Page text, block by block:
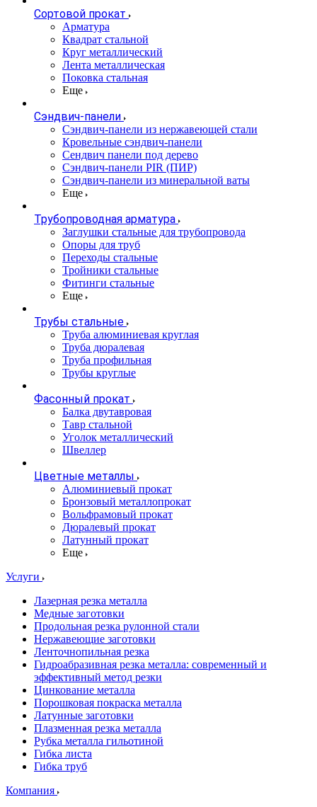
Сортовой прокат
Арматура
Квадрат стальной
Круг металлический
Лента металлическая
Поковка стальная
Еще
Сэндвич-панели
Cэндвич-панели из нержавеющей стали
Кровельные сэндвич-панели
Сендвич панели под дерево
Сэндвич-панели PIR (ПИР)
Сэндвич-панели из минеральной ваты
Еще
Трубопроводная арматура
Заглушки стальные для трубопровода
Опоры для труб
Переходы стальные
Тройники стальные
Фитинги стальные
Еще
Трубы стальные
Труба алюминиевая круглая
Труба дюралевая
Труба профильная
Трубы круглые
Фасонный прокат
Балка двутавровая
Тавр стальной
Уголок металлический
Швеллер
Цветные металлы
Алюминиевый прокат
Бронзовый металлопрокат
Вольфрамовый прокат
Дюралевый прокат
Латунный прокат
Еще
Услуги
Лазерная резка металла
Медные заготовки
Продольная резка рулонной стали
Нержавеющие заготовки
Ленточнопильная резка
Гидроабразивная резка металла: современный и
эффективный метод резки
Цинкование металла
Порошковая покраска металла
Латунные заготовки
Плазменная резка металла
Рубка металла гильотиной
Гибка листа
Гибка труб
Компания